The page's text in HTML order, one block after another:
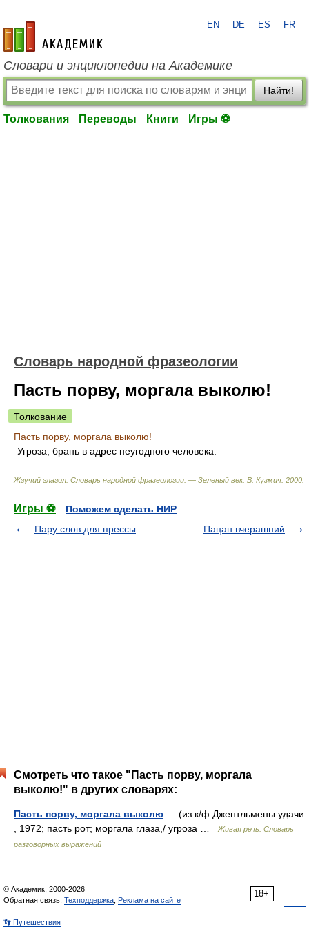
academic.ru
EN DE ES FR
Словари и энциклопедии на Академике
Найти!
Толкования Переводы Книги Игры ⚽
Словарь народной фразеологии
Пасть порву, моргала выколю!
Толкование
Пасть порву, моргала выколю!
Угроза, брань в адрес неугодного человека.
Жгучий глагол: Словарь народной фразеологии. — Зеленый век. В. Кузмич 2000
Игры ⚽
Поможем сделать НИР
Пару слов для прессы
Пацан вчерашний
Смотреть что такое "Пасть порву, моргала
выколю!" в других словарях:
Пасть порву, моргала выколю — (из к/ф Джентльмены удачи
, 1972; пасть рот; моргала глаза,/ угроза …
Живая речь. Словарь
разговорных выражений
18+
© Академик, 2000-2026
Обратная связь: Техподдержка Реклама на сайте
👣 Путешествия